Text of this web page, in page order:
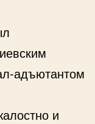
адъютантом
и